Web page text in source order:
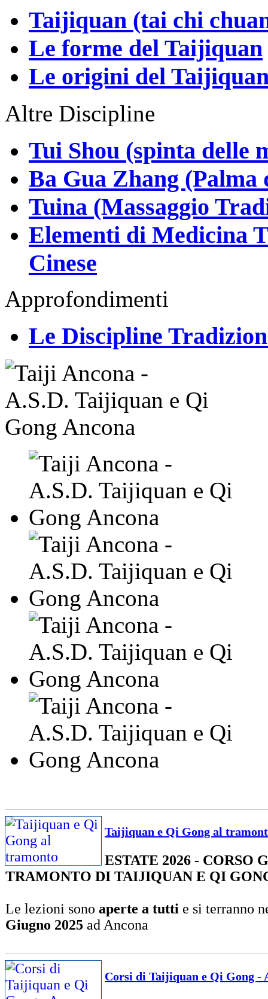
Taijiquan (tai chi
Le forme del Taijiquan
Le origini del
Altre Discipline
Tui Shou (spinta delle
Ba Gua Zhang
Tuina (Massaggio
Elementi di Medicina
Cinese
Approfondimenti
Le Discipline
Taijiquan e Qi Gong al
ESTATE 2026 - CORSO
TRAMONTO DI TAIJIQUAN E QI
Le lezioni sono aperte a tutti e si terranno
Giugno 2025 ad Ancona
Corsi di Taijiquan e Qi Gong -